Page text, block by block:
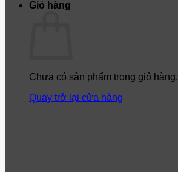
Giỏ hàng
Chưa có sản phẩm trong giỏ hàng.
Quay trở lại cửa hàng